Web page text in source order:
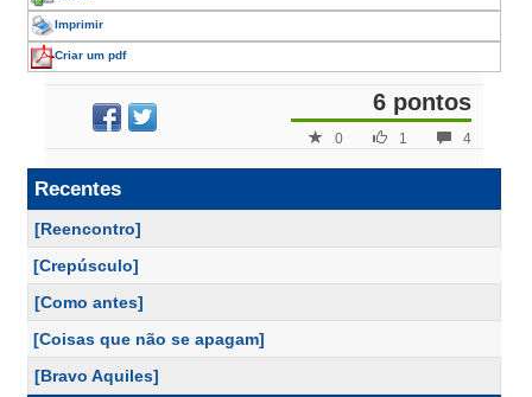
Imprimir
Criar um pdf
6 pontos
4
1
0
Recentes
[Reencontro]
[Crepúsculo]
[Como antes]
[Coisas que não se apagam]
[Bravo Aquiles]